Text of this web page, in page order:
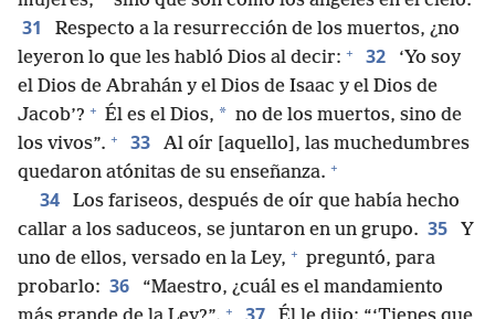
31
Respecto a la resurrección de los muertos, ¿no
leyeron lo que les habló Dios al decir: + 32
‘Yo soy
el Dios de Abrahán y el Dios de Isaac y el Dios de
Jacob’? + Él es el Dios, * no de los muertos, sino de
los vivos”. + 33
Al oír [aquello], las muchedumbres
quedaron atónitas de su enseñanza. +
34
Los fariseos, después de oír que había hecho
callar a los saduceos, se juntaron en un grupo. 35
Y
uno de ellos, versado en la Ley, + preguntó, para
probarlo: 36
“Maestro, ¿cuál es el mandamiento
+